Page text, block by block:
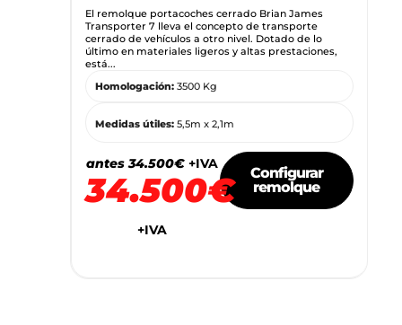
El remolque portacoches cerrado Brian James
Transporter 7 lleva el concepto de transporte
cerrado de vehículos a otro nivel. Dotado de lo
último en materiales ligeros y altas prestaciones,
está...
Homologación: 3500 Kg
Medidas útiles: 5,5m x 2,1m
Configurar
remolque
antes 34.500€+IVA
34.500€
+IVA